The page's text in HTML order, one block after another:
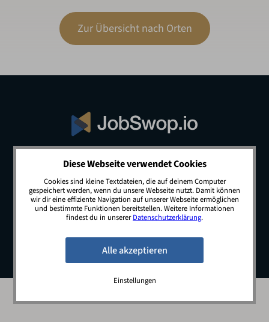
Zur Übersicht nach Orten
© 2026 JobSwop.io · All rights reserved.
Blog Jobs Newsletter
Kontakt
Preise
Impressum Datenschutz
Diese Webseite verwendet Cookies
Cookies sind kleine Textdateien, die auf deinem Computer
gespeichert werden, wenn du unsere Webseite nutzt. Damit können
wir dir eine effiziente Navigation auf unserer Webseite ermöglichen
und bestimmte Funktionen bereitstellen. Weitere Informationen
findest du in unsererDatenschutzerklärung.
Einstellungen